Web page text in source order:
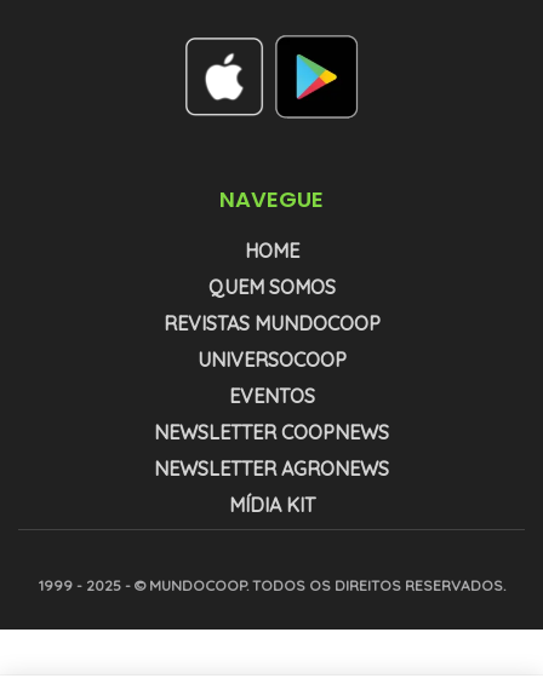
NAVEGUE
HOME
QUEM SOMOS
REVISTAS MUNDOCOOP
UNIVERSOCOOP
EVENTOS
NEWSLETTER COOPNEWS
NEWSLETTER AGRONEWS
MÍDIA KIT
1999 - 2025 - © MUNDOCOOP. TODOS OS DIREITOS RESERVADOS.